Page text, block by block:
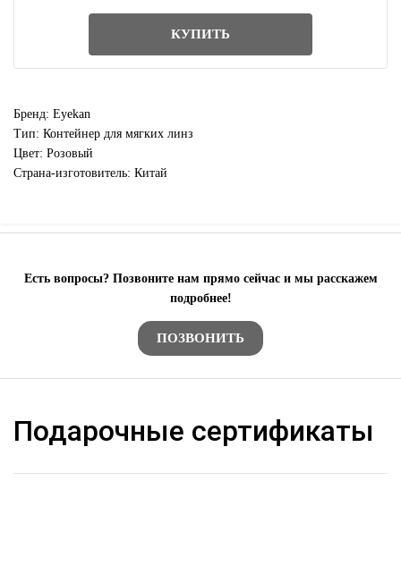
КУПИТЬ
Бренд: Eyekan
Тип: Контейнер для мягких линз
Цвет: Розовый
Страна-изготовитель: Китай
Есть вопросы? Позвоните нам прямо сейчас и мы расскажем
подробнее!
ПОЗВОНИТЬ
Подарочные сертификаты